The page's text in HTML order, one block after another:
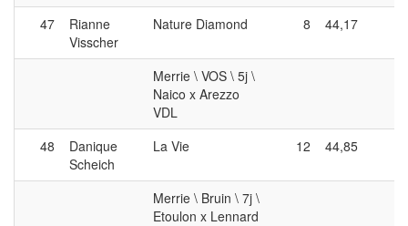
47
Rianne
Visscher
Nature Diamond 8 44,17
Merrie \ VOS \ 5j \
Naico x Arezzo
VDL
48
Danique
Scheich
La Vie 12 44,85
Merrie \ Bruin \ 7j \
Etoulon x Lennard